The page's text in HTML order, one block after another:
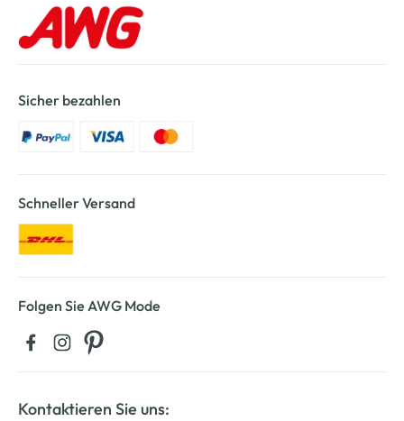
Sicher bezahlen
Schneller Versand
Folgen Sie AWG Mode
Kontaktieren Sie uns: